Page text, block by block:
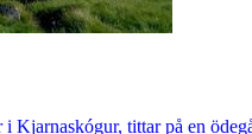
Kjarnaskógur, tittar på en